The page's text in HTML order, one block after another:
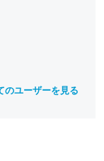
のユーザーを見る